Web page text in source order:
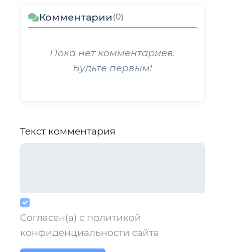
Комментарии (0)
Пока нет комментариев.
Будьте первым!
Текст комментария
Согласен(а) с политикой
конфиденциальности сайта